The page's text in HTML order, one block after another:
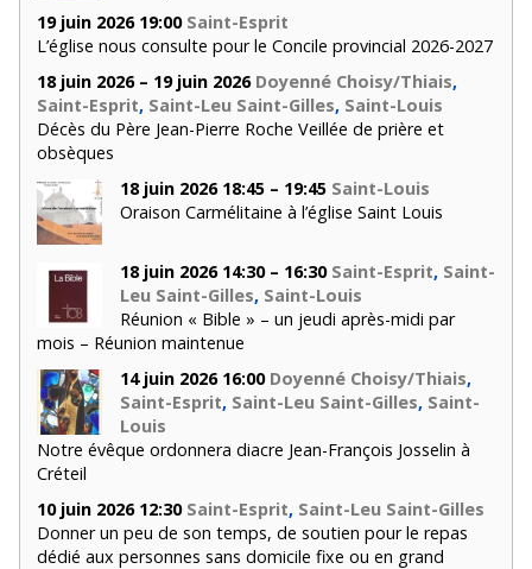
19 juin 2026 19:00 Saint-Esprit
L’église nous consulte pour le Concile provincial 2026-2027
18 juin 2026 – 19 juin 2026 Doyenné Choisy/Thiais,
Saint-Esprit, Saint-Leu Saint-Gilles, Saint-Louis
Décès du Père Jean-Pierre Roche Veillée de prière et
obsèques
18 juin 2026 18:45 – 19:45 Saint-Louis
Oraison Carmélitaine à l’église Saint Louis
18 juin 2026 14:30 – 16:30 Saint-Esprit, Saint-
Leu Saint-Gilles, Saint-Louis
Réunion « Bible » – un jeudi après-midi par
mois – Réunion maintenue
14 juin 2026 16:00 Doyenné Choisy/Thiais,
Saint-Esprit, Saint-Leu Saint-Gilles, Saint-
Louis
Notre évêque ordonnera diacre Jean-François Josselin à
Créteil
10 juin 2026 12:30 Saint-Esprit, Saint-Leu Saint-Gilles
Donner un peu de son temps, de soutien pour le repas
dédié aux personnes sans domicile fixe ou en grand